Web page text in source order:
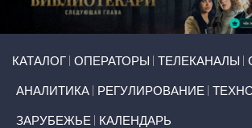
КАТАЛОГ ОПЕРАТОРЫ ТЕЛЕКАНАЛЫ
АНАЛИТИКА РЕГУЛИРОВАНИЕ
ЗАРУБЕЖЬЕ КАЛЕНДАРЬ